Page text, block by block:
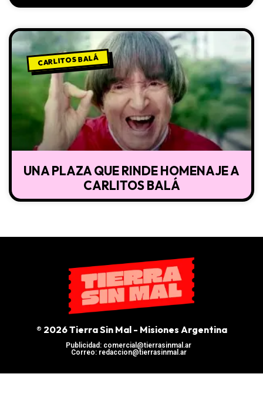
CARLITOS BALÁ
UNA PLAZA QUE RINDE HOMENAJE A
CARLITOS BALÁ
® 2026 Tierra Sin Mal - Misiones Argentina
Publicidad: comercial@tierrasinmal.ar
Correo: redaccion@tierrasinmal.ar